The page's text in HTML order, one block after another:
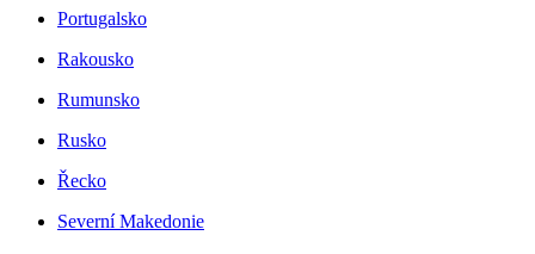
Portugalsko
Rakousko
Rumunsko
Rusko
Řecko
Severní Makedonie